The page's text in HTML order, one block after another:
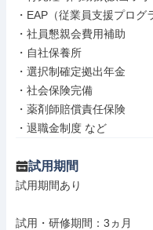
・EAP（従業員支援プログ
・社員懇親会費用補助
・自社保養所
・選択制確定拠出年金
・社会保険完備
・薬剤師賠償責任保険
・退職金制度 など
試用期間
試用期間あり
試用・研修期間：3ヵ月